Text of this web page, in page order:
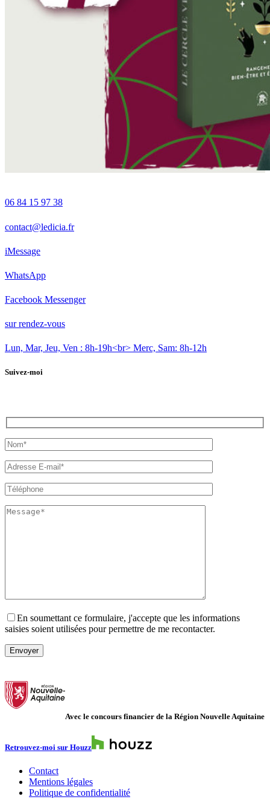
06 84 15 97 38
contact@ledicia.fr
iMessage
WhatsApp
Facebook Messenger
sur rendez-vous
Lun, Mar, Jeu, Ven : 8h-19h<br> Merc, Sam: 8h-12h
Suivez-moi
En soumettant ce formulaire, j'accepte que les informations
saisies soient utilisées pour permettre de me recontacter.
Veuillez laisser ce champ vide.
Avec le concours financier de la Région Nouvelle Aquitaine
Retrouvez-moi sur Houzz
Contact
Mentions légales
Politique de confidentialité